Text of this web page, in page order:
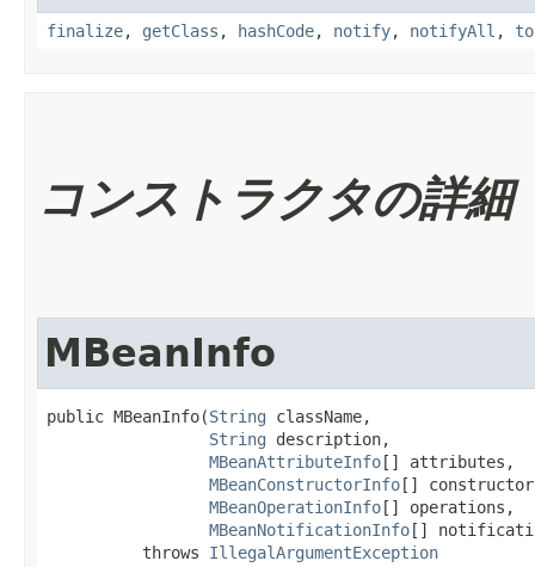
finalize, getClass , hashCode, notify, notifyAll ,
コンストラクタの詳細
MBeanInfo
public MBeanInfo​(String className,
String description,
MBeanAttributeInfo [] attributes,
MBeanConstructorInfo []
MBeanOperationInfo [] operations,
MBeanNotificationInfo []
          throws
IllegalArgumentException